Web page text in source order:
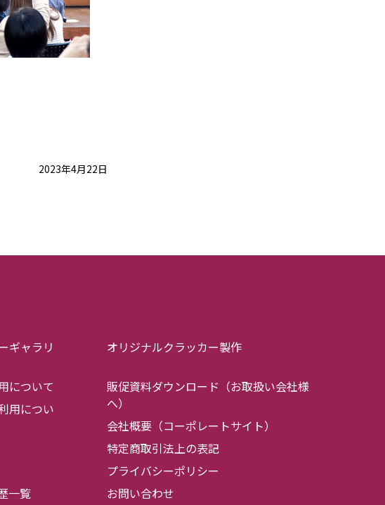
2023年4月22日
ギャラリ
について
用につい
一覧
オリジナルクラッカー製作
販促資料ダウンロード（お取扱い会社様
へ）
会社概要（コーポレートサイト）
特定商取引法上の表記
プライバシーポリシー
お問い合わせ